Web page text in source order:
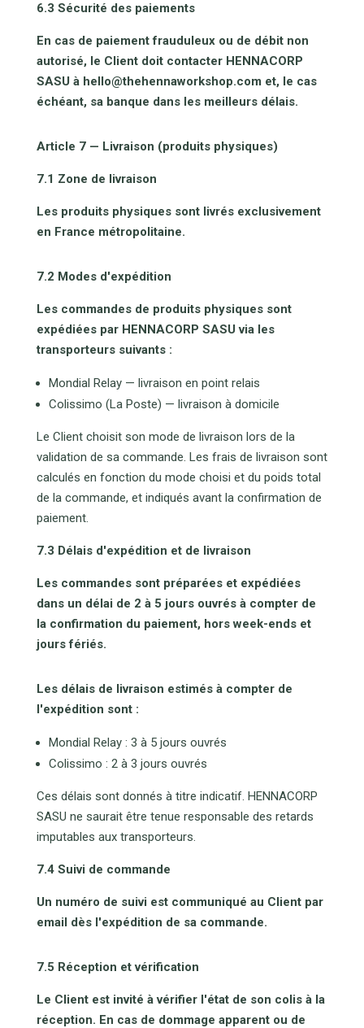
6.3 Sécurité des paiements
En cas de paiement frauduleux ou de débit non
autorisé, le Client doit contacter HENNACORP
SASU à hello@thehennaworkshop.com et, le cas
échéant, sa banque dans les meilleurs délais.
Article 7 — Livraison (produits physiques)
7.1 Zone de livraison
Les produits physiques sont livrés exclusivement
en France métropolitaine.
7.2 Modes d'expédition
Les commandes de produits physiques sont
expédiées par HENNACORP SASU via les
transporteurs suivants :
Mondial Relay — livraison en point relais
Colissimo (La Poste) — livraison à domicile
Le Client choisit son mode de livraison lors de la
validation de sa commande. Les frais de livraison sont
calculés en fonction du mode choisi et du poids total
de la commande, et indiqués avant la confirmation de
paiement.
7.3 Délais d'expédition et de livraison
Les commandes sont préparées et expédiées
dans un délai de 2 à 5 jours ouvrés à compter de
la confirmation du paiement, hors week-ends et
jours fériés.
Les délais de livraison estimés à compter de
l'expédition sont :
Mondial Relay : 3 à 5 jours ouvrés
Colissimo : 2 à 3 jours ouvrés
Ces délais sont donnés à titre indicatif. HENNACORP
SASU ne saurait être tenue responsable des retards
imputables aux transporteurs.
7.4 Suivi de commande
Un numéro de suivi est communiqué au Client par
email dès l'expédition de sa commande.
7.5 Réception et vérification
Le Client est invité à vérifier l'état de son colis à la
réception. En cas de dommage apparent ou de